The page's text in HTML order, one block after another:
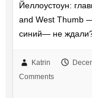
Йеллоустоун:
and West Thumb
синий— не
Katrin
Comments